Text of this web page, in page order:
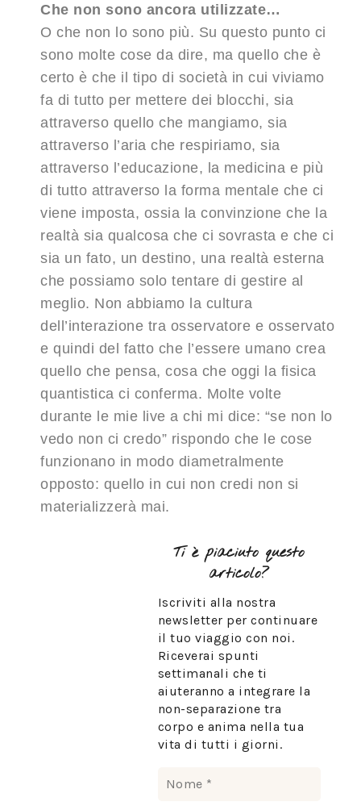
Che non sono ancora utilizzate…
O che non lo sono più. Su questo punto ci
sono molte cose da dire, ma quello che è
certo è che il tipo di società in cui viviamo
fa di tutto per mettere dei blocchi, sia
attraverso quello che mangiamo, sia
attraverso l’aria che respiriamo, sia
attraverso l’educazione, la medicina e più
di tutto attraverso la forma mentale che ci
viene imposta, ossia la convinzione che la
realtà sia qualcosa che ci sovrasta e che ci
sia un fato, un destino, una realtà esterna
che possiamo solo tentare di gestire al
meglio. Non abbiamo la cultura
dell’interazione tra osservatore e osservato
e quindi del fatto che l’essere umano crea
quello che pensa, cosa che oggi la fisica
quantistica ci conferma. Molte volte
durante le mie live a chi mi dice: “se non lo
vedo non ci credo” rispondo che le cose
funzionano in modo diametralmente
opposto: quello in cui non credi non si
materializzerà mai.
Ti è piaciuto questo
articolo?
Iscriviti alla nostra
newsletter per continuare
il tuo viaggio con noi.
Riceverai spunti
settimanali che ti
aiuteranno a integrare la
non-separazione tra
corpo e anima nella tua
vita di tutti i giorni.